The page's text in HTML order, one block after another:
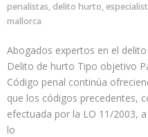
penalistas,delito hurto,
mallorca
Abogados expertos en el
Delito de hurto Tipo objetivo
Código penal continúa
que los códigos precedentes,
efectuada por la LO 11/2003,
lo